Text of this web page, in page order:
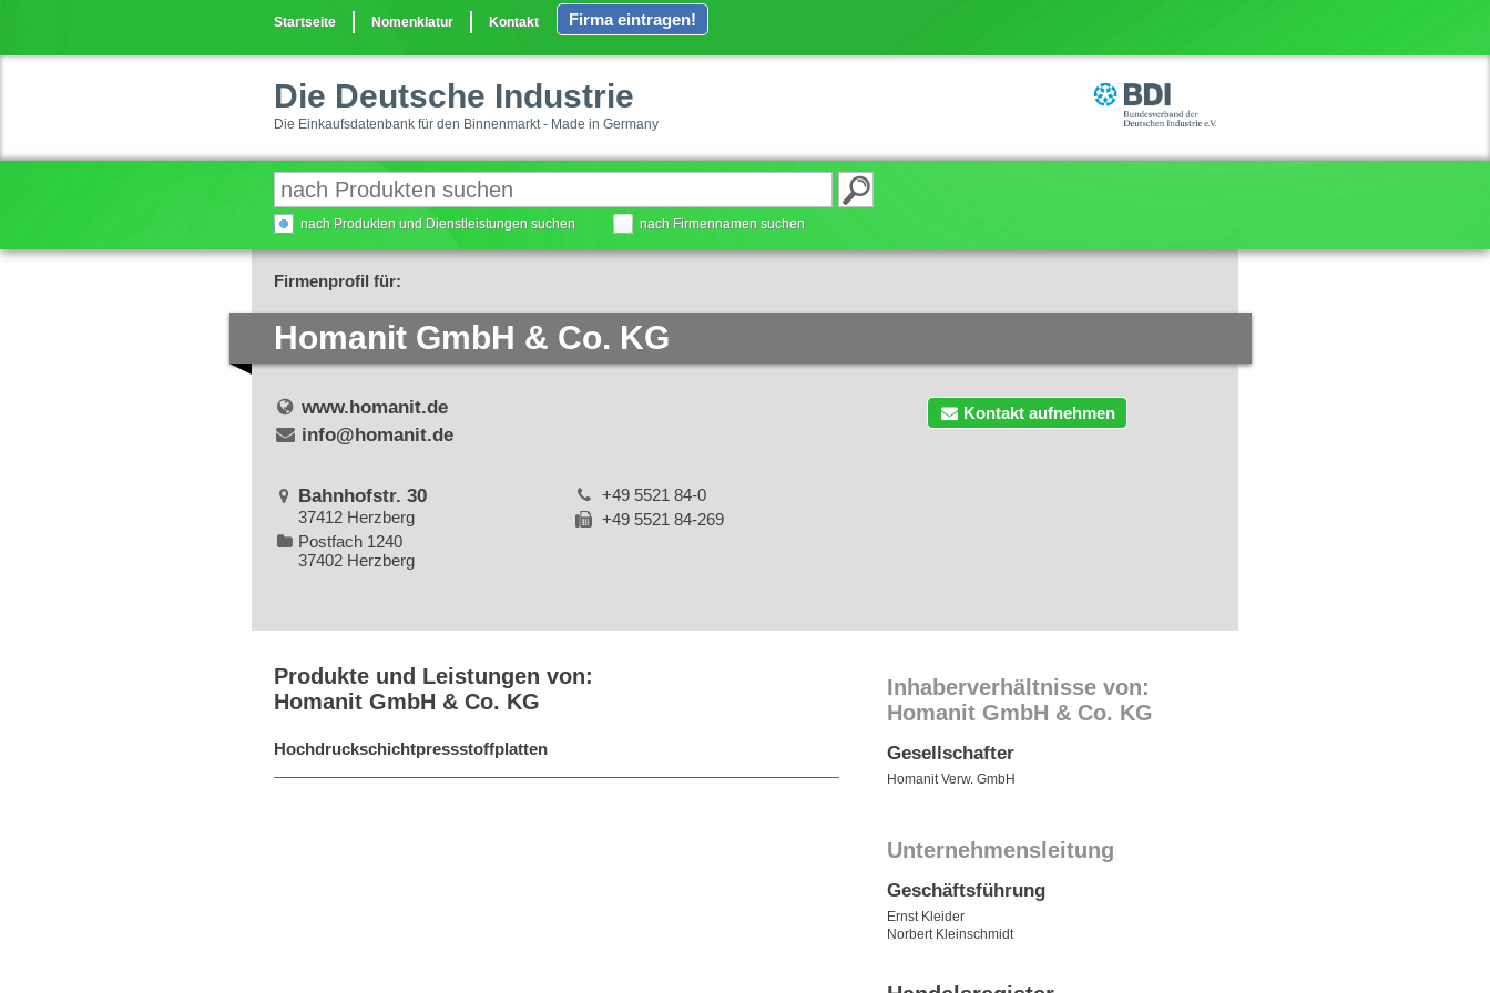
Startseite Nomenklatur Kontakt Firma eintragen!
Die Deutsche Industrie
Die Einkaufsdatenbank für den Binnenmarkt - Made in Germany
nach Produkten und Dienstleistungen suchen nach Firmennamen suchen
Firmenprofil für:
Homanit GmbH & Co. KG
Kontakt aufnehmen
www.homanit.de
info@homanit.de
Bahnhofstr. 30
37412 Herzberg
Postfach 1240
37402 Herzberg
+49 5521 84-0
+49 5521 84-269
Produkte und Leistungen von:
Homanit GmbH & Co. KG
Hochdruckschichtpressstoffplatten
Inhaberverhältnisse von:
Homanit GmbH & Co. KG
Gesellschafter
Homanit Verw. GmbH
Unternehmensleitung
Geschäftsführung
Ernst Kleider
Norbert Kleinschmidt